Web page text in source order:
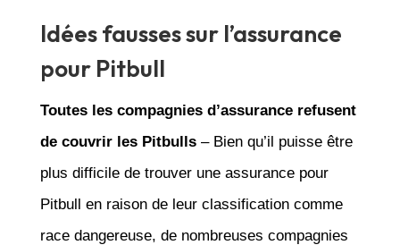
Idées fausses sur l’assurance
pour Pitbull
Toutes les compagnies d’assurance refusent
de couvrir les Pitbulls– Bien qu’il puisse être
plus difficile de trouver une assurance pour
Pitbull en raison de leur classification comme
race dangereuse, de nombreuses compagnies